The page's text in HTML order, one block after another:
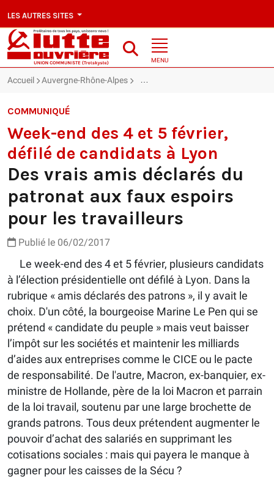
LES AUTRES SITES
MENU
Accueil Auvergne-Rhône-Alpes Des vrais amis déclarés du
COMMUNIQUÉ
Week-end des 4 et 5 février,
défilé de candidats à Lyon
Des vrais amis déclarés du
patronat aux faux espoirs
pour les travailleurs
Publié le 06/02/2017
Le week-end des 4 et 5 février, plusieurs candidats
à l’élection présidentielle ont défilé à Lyon. Dans la
rubrique « amis déclarés des patrons », il y avait le
choix. D'un côté, la bourgeoise Marine Le Pen qui se
prétend « candidate du peuple » mais veut baisser
l’impôt sur les sociétés et maintenir les milliards
d’aides aux entreprises comme le CICE ou le pacte
de responsabilité. De l'autre, Macron, ex-banquier, ex-
ministre de Hollande, père de la loi Macron et parrain
de la loi travail, soutenu par une large brochette de
grands patrons. Tous deux prétendent augmenter le
pouvoir d’achat des salariés en supprimant les
cotisations sociales : mais qui payera le manque à
gagner pour les caisses de la Sécu ?